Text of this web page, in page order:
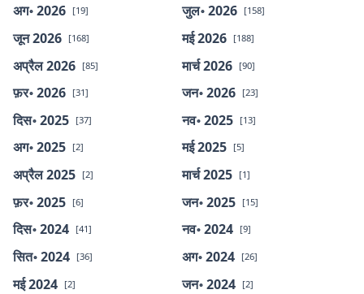
अग॰ 2026 [19] जुल॰ 2026 [158]
जून 2026 [168] मई 2026 [188]
अप्रैल 2026 [85] मार्च 2026 [90]
फ़र॰ 2026 [31] जन॰ 2026 [23]
दिस॰ 2025 [37] नव॰ 2025 [13]
अग॰ 2025 [2] मई 2025 [5]
अप्रैल 2025 [2] मार्च 2025 [1]
फ़र॰ 2025 [6] जन॰ 2025 [15]
दिस॰ 2024 [41] नव॰ 2024 [9]
सित॰ 2024 [36] अग॰ 2024 [26]
मई 2024 [2] जन॰ 2024 [2]